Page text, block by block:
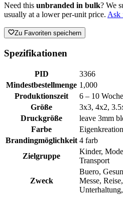
Need this unbranded in bulk? We
usually at a lower per-unit price. Ask
Zu Favoriten speichern
Spezifikationen
PID
3366
Mindestbestellmenge 1,000
Produktionszeit
6 – 10
Größe
3x3, 4x2,
Druckgröße
leave 3mm
Farbe
Eigenkreation
Brandingmöglichkeit 4 farb
Zielgruppe
Kinder,
Transport
Zweck
Buero,
Messe,